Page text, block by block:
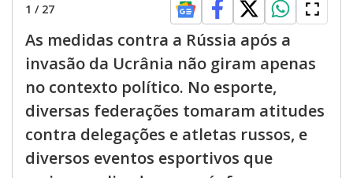
1 / 27
As medidas contra a Rússia após a
invasão da Ucrânia não giram apenas
no contexto político. No esporte,
diversas federações tomaram atitudes
contra delegações e atletas russos, e
diversos eventos esportivos que